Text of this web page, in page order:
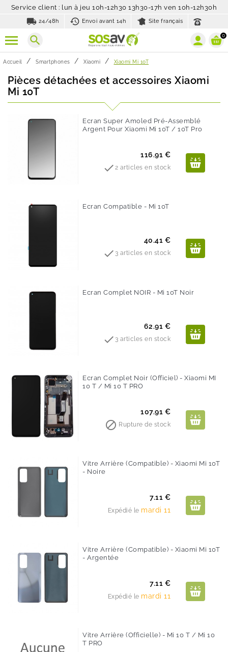
Service client : lun à jeu 10h-12h30 13h30-17h ven 10h-12h30h
local_shipping 24/48h history_toggle_off
Envoi avant 14h Site français
search 0
Accueil Smartphones Xiaomi Xiaomi Mi 10T
Pièces détachées et accessoires Xiaomi
Mi 10T
Ecran Super Amoled Pré-Assemblé
Argent Pour Xiaomi Mi 10T / 10T Pro
Prix
116.91 €
 2 articles en stock
Ecran Compatible - Mi 10T
Prix
40.41 €
 3 articles en stock
Ecran Complet NOIR - Mi 10T Noir
Prix
62.91 €
 3 articles en stock
Ecran Complet Noir (Officiel) - Xiaomi MI
10 T / Mi 10 T PRO
Prix
107.91 €
 Rupture de stock
Vitre Arrière (Compatible) - Xiaomi Mi 10T
- Noire
Prix
7.11 €
Expédié le mardi 11
Vitre Arrière (Compatible) - Xiaomi Mi 10T
- Argentée
Prix
7.11 €
Expédié le mardi 11
Vitre Arrière (Officielle) - Mi 10 T / Mi 10
T PRO